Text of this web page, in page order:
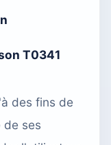
T0341
des fins de
de ses